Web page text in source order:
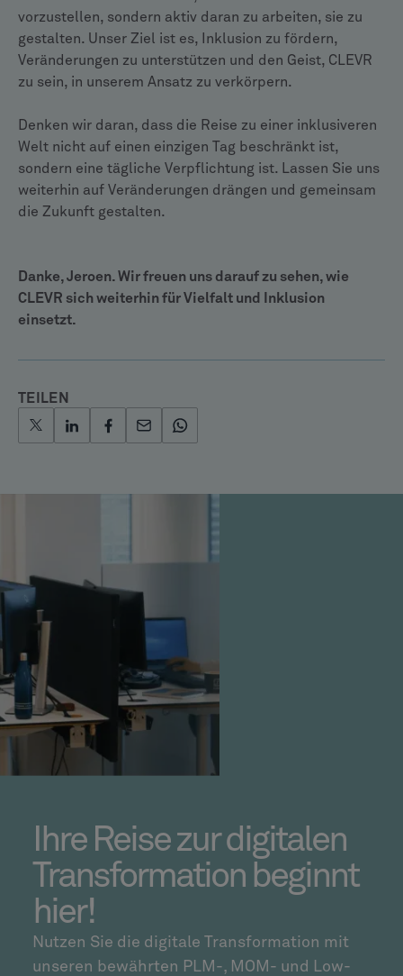
vorzustellen, sondern aktiv daran zu arbeiten, sie zu
gestalten. Unser Ziel ist es, Inklusion zu fördern,
Veränderungen zu unterstützen und den Geist, CLEVR
zu sein, in unserem Ansatz zu verkörpern.
Denken wir daran, dass die Reise zu einer inklusiveren
Welt nicht auf einen einzigen Tag beschränkt ist,
sondern eine tägliche Verpflichtung ist. Lassen Sie uns
weiterhin auf Veränderungen drängen und gemeinsam
die Zukunft gestalten.
Danke, Jeroen. Wir freuen uns darauf zu sehen, wie
CLEVR sich weiterhin für Vielfalt und Inklusion
einsetzt.
TEILEN
Ihre Reise zur digitalen
Transformation beginnt
hier!
Nutzen Sie die digitale Transformation mit
unseren bewährten PLM-, MOM- und Low-